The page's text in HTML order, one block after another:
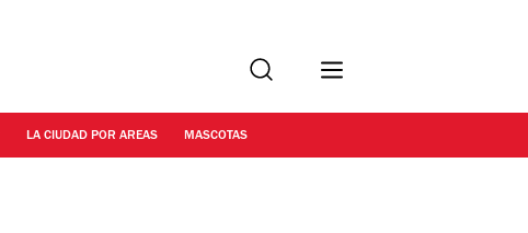
Buscar
LA CIUDAD POR AREAS MASCOTAS